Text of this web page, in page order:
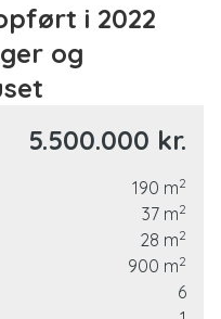
i 2022
og
løsninger
inde eller ude, og
sikrer en behagelig
er det imponerende
5.500.000 kr.
190 m2
37 m2
28 m2
900 m2
6